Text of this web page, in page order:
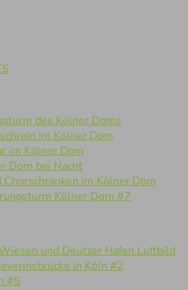
des Kölner Doms
im Kölner Dom
im Kölner Dom
Dom bei Nacht
im Kölner Dom
Kölner Dom #7
und Deutzer Hafen Luftbild
in Köln #2
#5